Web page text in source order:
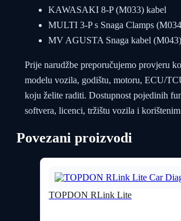
KAWASAKI 8-P (M033) kabel
MULTI 3-P s Snaga Clamps
MV AGUSTA Snaga kabel
Prije narudžbe preporučujemo provjeru
modelu vozila, godištu, motoru, ECU/
koju želite raditi. Dostupnost pojedinih
softvera, licenci, tržištu vozila i korištenim
Povezani proizvodi
TOPDON RLink Lite